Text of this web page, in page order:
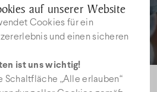
auf unserer Website
Cookies für ein
und einen sicheren
ist uns wichtig!
Schaltfläche „Alle erlauben“